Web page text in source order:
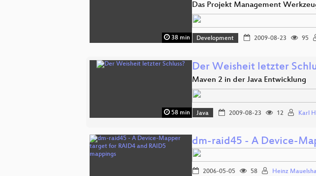
38 min
Das Projekt Management
Development 2009-08-23 95
58 min
Der Weisheit letzter
Maven 2 in der Java Entwicklung
Java 2009-08-23 12 Karl
dm-raid45 - A Device-
2006-05-05 58 Heinz